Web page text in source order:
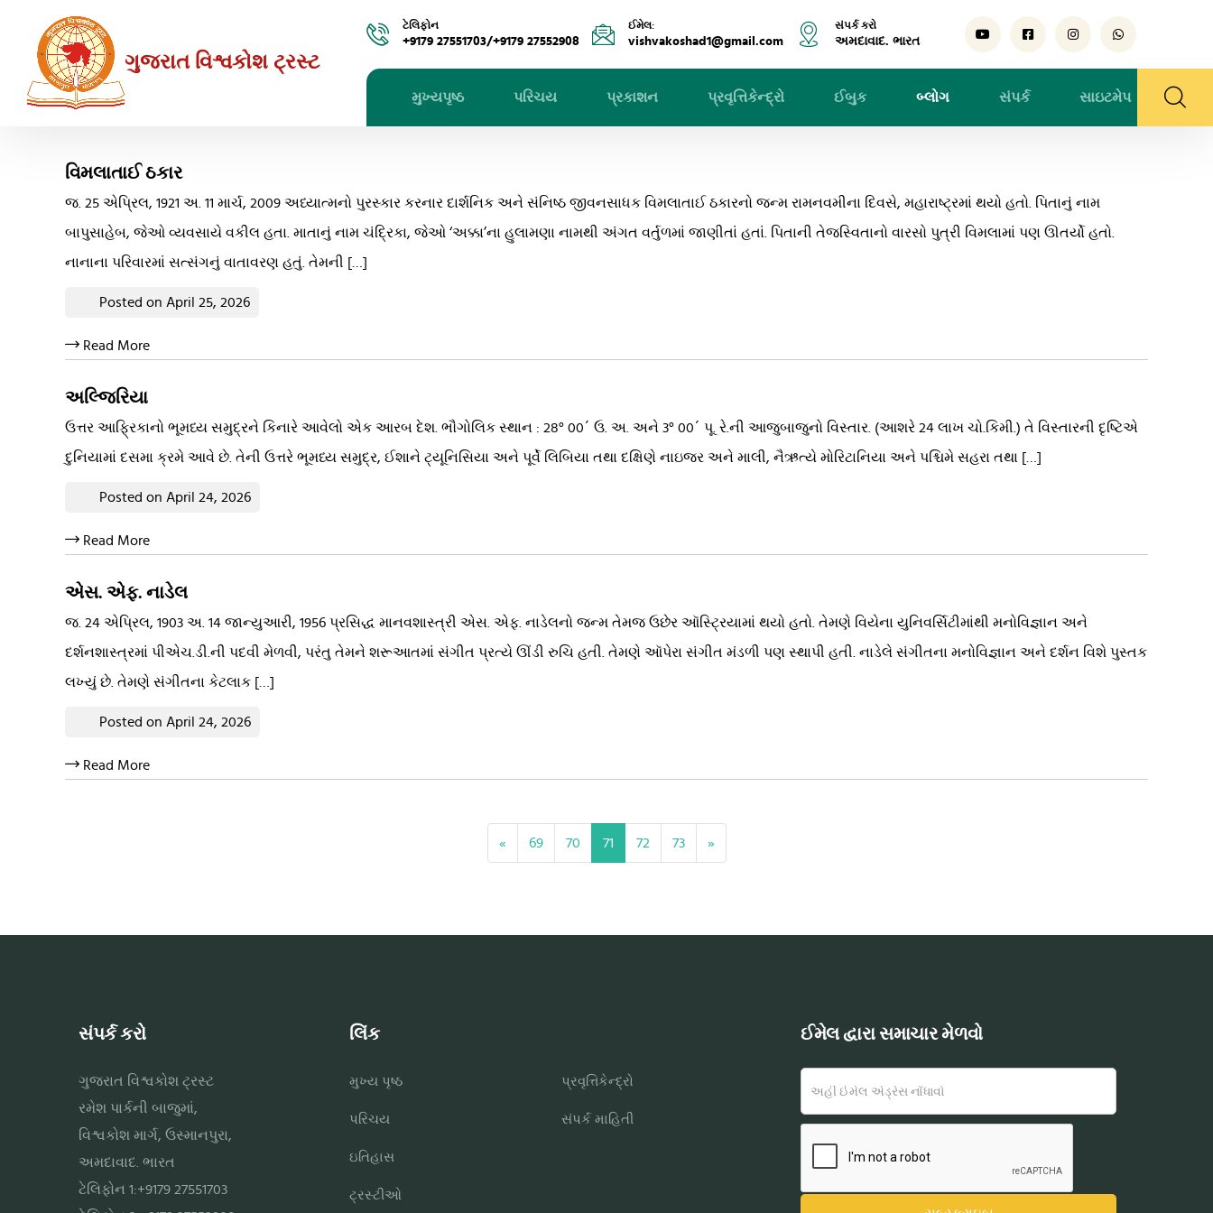
content
ગુજરાત વિશ્વકોશ ટ્રસ્ટ
ટેલિફોન
+9179 27551703/+9179 27552908
ઈમેલ:
vishvakoshad1@gmail.com
સંપર્ક કરો
અમદાવાદ. ભારત
મુખ્યપૃષ્ઠ પરિચય પ્રકાશન પ્રવૃત્તિકેન્દ્રો ઈબુક બ્લોગ સંપર્ક સાઇટમેપ
વિમલાતાઈ ઠકાર
જ. 25 એપ્રિલ, 1921 અ. 11 માર્ચ, 2009 અધ્યાત્મનો પુરસ્કાર કરનાર દાર્શનિક અને સંનિષ્ઠ જીવનસાધક વિમલાતાઈ ઠકારનો જન્મ રામનવમીના દિવસે, મહારાષ્ટ્રમાં થયો હતો. પિતાનું નામ
બાપુસાહેબ, જેઓ વ્યવસાયે વકીલ હતા. માતાનું નામ ચંદ્રિકા, જેઓ ‘અક્કા’ના હુલામણા નામથી અંગત વર્તુળમાં જાણીતાં હતાં. પિતાની તેજસ્વિતાનો વારસો પુત્રી વિમલામાં પણ ઊતર્યો હતો.
નાનાના પરિવારમાં સત્સંગનું વાતાવરણ હતું. તેમની […]
Posted on April 25, 2026
Read More
અલ્જિરિયા
ઉત્તર આફ્રિકાનો ભૂમધ્ય સમુદ્રને કિનારે આવેલો એક આરબ દેશ. ભૌગોલિક સ્થાન : 28° 00´ ઉ. અ. અને 3° 00´ પૂ. રે.ની આજુબાજુનો વિસ્તાર. (આશરે 24 લાખ ચો.કિમી.) તે વિસ્તારની દૃષ્ટિએ
દુનિયામાં દસમા ક્રમે આવે છે. તેની ઉત્તરે ભૂમધ્ય સમુદ્ર, ઈશાને ટ્યૂનિસિયા અને પૂર્વે લિબિયા તથા દક્ષિણે નાઇજર અને માલી, નૈઋત્યે મોરિટાનિયા અને પશ્ચિમે સહરા તથા […]
Posted on April 24, 2026
Read More
એસ. એફ. નાડેલ
જ. 24 એપ્રિલ, 1903 અ. 14 જાન્યુઆરી, 1956 પ્રસિદ્ધ માનવશાસ્ત્રી એસ. એફ. નાડેલનો જન્મ તેમજ ઉછેર ઑસ્ટ્રિયામાં થયો હતો. તેમણે વિયેના યુનિવર્સિટીમાંથી મનોવિજ્ઞાન અને
દર્શનશાસ્ત્રમાં પીએચ.ડી.ની પદવી મેળવી, પરંતુ તેમને શરૂઆતમાં સંગીત પ્રત્યે ઊંડી રુચિ હતી. તેમણે ઑપેરા સંગીત મંડળી પણ સ્થાપી હતી. નાડેલે સંગીતના મનોવિજ્ઞાન અને દર્શન વિશે પુસ્તક
લખ્યું છે. તેમણે સંગીતના કેટલાક […]
Posted on April 24, 2026
Read More
« 69 70 71 72 73 »
સંપર્ક કરો
ગુજરાત વિશ્વકોશ ટ્રસ્ટ
રમેશ પાર્કની બાજુમાં,
વિશ્વકોશ માર્ગ, ઉસ્માનપુરા,
અમદાવાદ. ભારત
ટેલિફોન 1:+9179 27551703
લિંક
મુખ્ય પૃષ્ઠ
પરિચય
ઇતિહાસ
ટ્રસ્ટીઓ
પ્રવૃત્તિકેન્દ્રો
સંપર્ક માહિતી
ઈમેલ દ્વારા સમાચાર મેળવો